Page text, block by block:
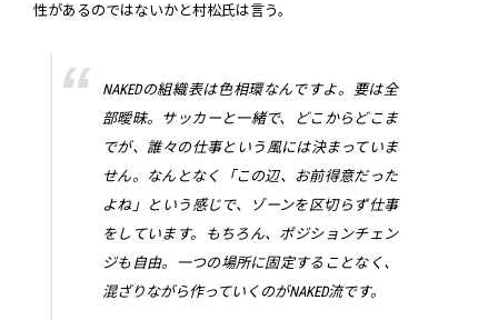
性があるのではないかと村松氏は言う。
NAKEDの組織表は色相環なんですよ。要は全
部曖昧。サッカーと一緒で、どこからどこま
でが、誰々の仕事という風には決まっていま
せん。なんとなく「この辺、お前得意だった
よね」という感じで、ゾーンを区切らず仕事
をしています。もちろん、ポジションチェン
ジも自由。一つの場所に固定することなく、
混ざりながら作っていくのがNAKED流です。